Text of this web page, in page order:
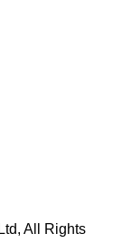
All Rights